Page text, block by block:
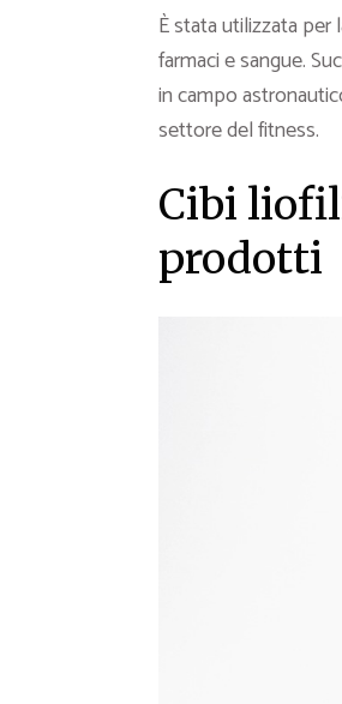
È stata utilizzata per
farmaci e sangue.
in campo
settore del fitness.
Cibi
prodotti